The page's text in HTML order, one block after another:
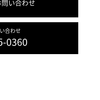
い合わせ
合わせ
0360